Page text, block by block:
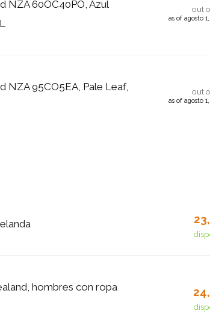
NZA 60OC40PO, Azul
out
as of agosto
NZA 95CO5EA, Pale Leaf,
out
as of agosto
hombres con ropa